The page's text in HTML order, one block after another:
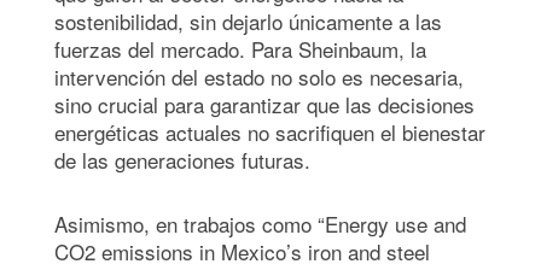
sostenibilidad, sin dejarlo únicamente a las
fuerzas del mercado. Para Sheinbaum, la
intervención del estado no solo es necesaria,
sino crucial para garantizar que las decisiones
energéticas actuales no sacrifiquen el bienestar
de las generaciones futuras.
Asimismo, en trabajos como “Energy use and
CO2 emissions in Mexico’s iron and steel